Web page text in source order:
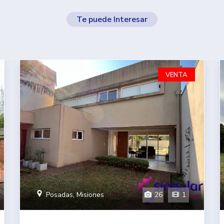
Te puede Interesar
VENTA
Posadas, Misiones 26 1